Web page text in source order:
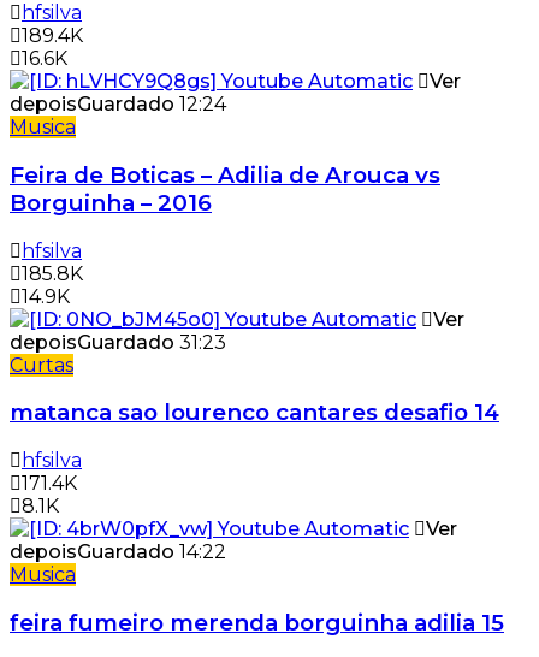
hfsilva
189.4K
16.6K
Ver
depoisGuardado 12:24
Musica
Feira de Boticas – Adilia de Arouca vs
Borguinha – 2016
hfsilva
185.8K
14.9K
Ver
depoisGuardado 31:23
Curtas
matanca sao lourenco cantares desafio 14
hfsilva
171.4K
8.1K
Ver
depoisGuardado 14:22
Musica
feira fumeiro merenda borguinha adilia 15